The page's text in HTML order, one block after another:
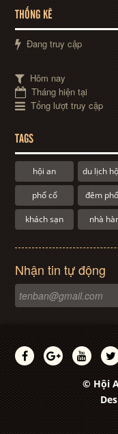
THỐNG KÊ
Đang truy cập
Hôm nay
Tháng hiện tại
Tổng lượt truy cập
TAGS
hội an du lịch
phố cổ đêm
khách sạn nhà
Nhận tin tự động
© Hội